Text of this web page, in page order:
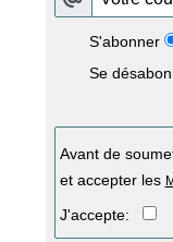
S'abonner
Se
Avant de
et accepter les
J'accepte: